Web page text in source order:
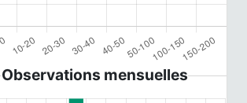
Observations mensuelles